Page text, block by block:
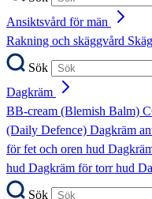
Ansiktsvård för män
Rakning och skäggvård
Sök
Dagkräm
BB-cream (Blemish Balm)
(Daily Defence) Dagkräm
för fet och oren hud
hud Dagkräm för torr hud
Sök